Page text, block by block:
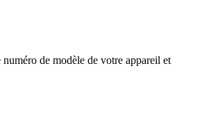
de modèle de votre appareil et